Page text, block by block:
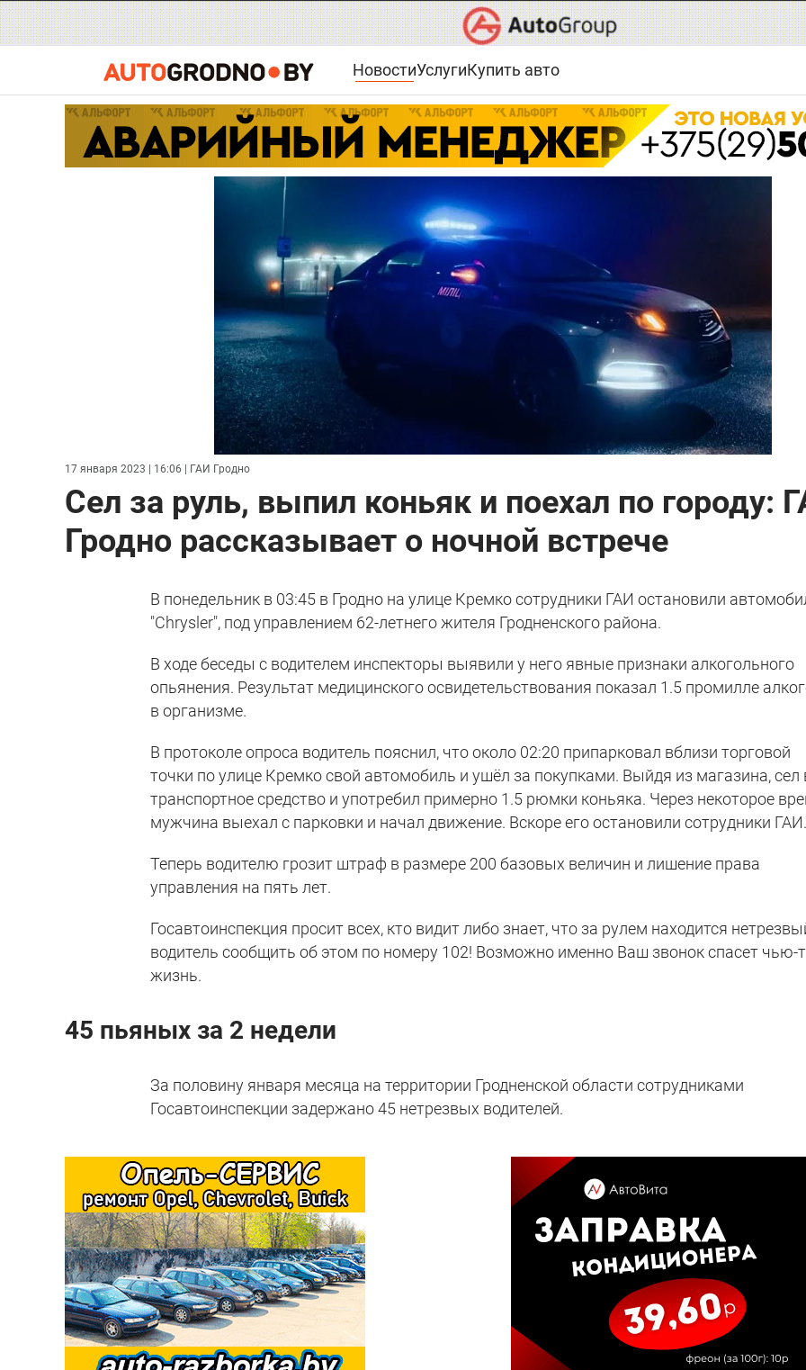
НовостиУслугиКупить авто
17 января 2023 | 16:06 | ГАИ Гродно
Сел за руль, выпил коньяк и поехал по городу:
Гродно рассказывает о ночной встрече
В понедельник в 03:45 в Гродно на улице Кремко сотрудники ГАИ остановили
"Chrysler", под управлением 62-летнего жителя Гродненского района.
В ходе беседы с водителем инспекторы выявили у него явные признаки алкогольного
опьянения. Результат медицинского освидетельствования показал 1.5 промилле
в организме.
В протоколе опроса водитель пояснил, что около 02:20 припарковал вблизи торговой
точки по улице Кремко свой автомобиль и ушёл за покупками. Выйдя из магазина, сел
транспортное средство и употребил примерно 1.5 рюмки коньяка. Через некоторое
мужчина выехал с парковки и начал движение. Вскоре его остановили сотрудники ГАИ.
Теперь водителю грозит штраф в размере 200 базовых величин и лишение права
управления на пять лет.
Госавтоинспекция просит всех, кто видит либо знает, что за рулем находится
водитель сообщить об этом по номеру 102! Возможно именно Ваш звонок спасет чью-
жизнь.
45 пьяных за 2 недели
За половину января месяца на территории Гродненской области сотрудниками
Госавтоинспекции задержано 45 нетрезвых водителей.